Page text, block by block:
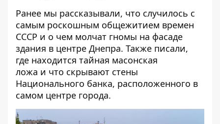
Ранее мы рассказывали, что случилось с
самым роскошным общежитием времен
СССР и о чем молчат гномы на фасаде
здания в центре Днепра. Также писали,
где находится тайная масонская
ложа и что скрывают стены
Национального банка, расположенного в
самом центре города.